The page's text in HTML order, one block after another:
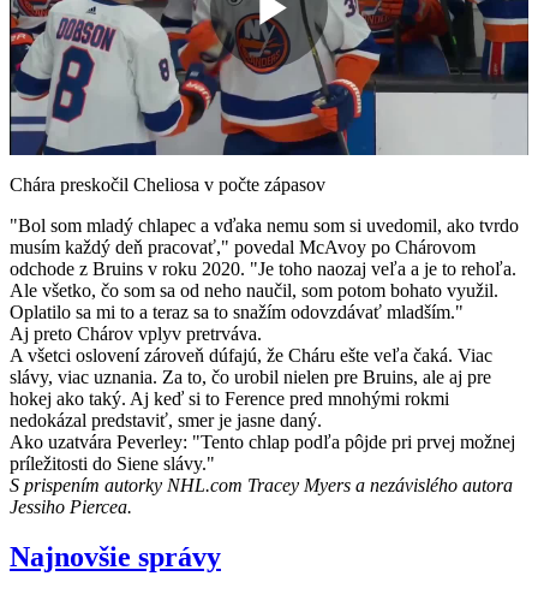
Play
Video
Chára preskočil Cheliosa v počte zápasov
"Bol som mladý chlapec a vďaka nemu som si uvedomil, ako tvrdo
musím každý deň pracovať," povedal McAvoy po Chárovom
odchode z Bruins v roku 2020. "Je toho naozaj veľa a je to rehoľa.
Ale všetko, čo som sa od neho naučil, som potom bohato využil.
Oplatilo sa mi to a teraz sa to snažím odovzdávať mladším."
Aj preto Chárov vplyv pretrváva.
A všetci oslovení zároveň dúfajú, že Cháru ešte veľa čaká. Viac
slávy, viac uznania. Za to, čo urobil nielen pre Bruins, ale aj pre
hokej ako taký. Aj keď si to Ference pred mnohými rokmi
nedokázal predstaviť, smer je jasne daný.
Ako uzatvára Peverley: "Tento chlap podľa pôjde pri prvej možnej
príležitosti do Siene slávy."
S prispením autorky NHL.com Tracey Myers a nezávislého autora
Jessiho Piercea.
Najnovšie správy